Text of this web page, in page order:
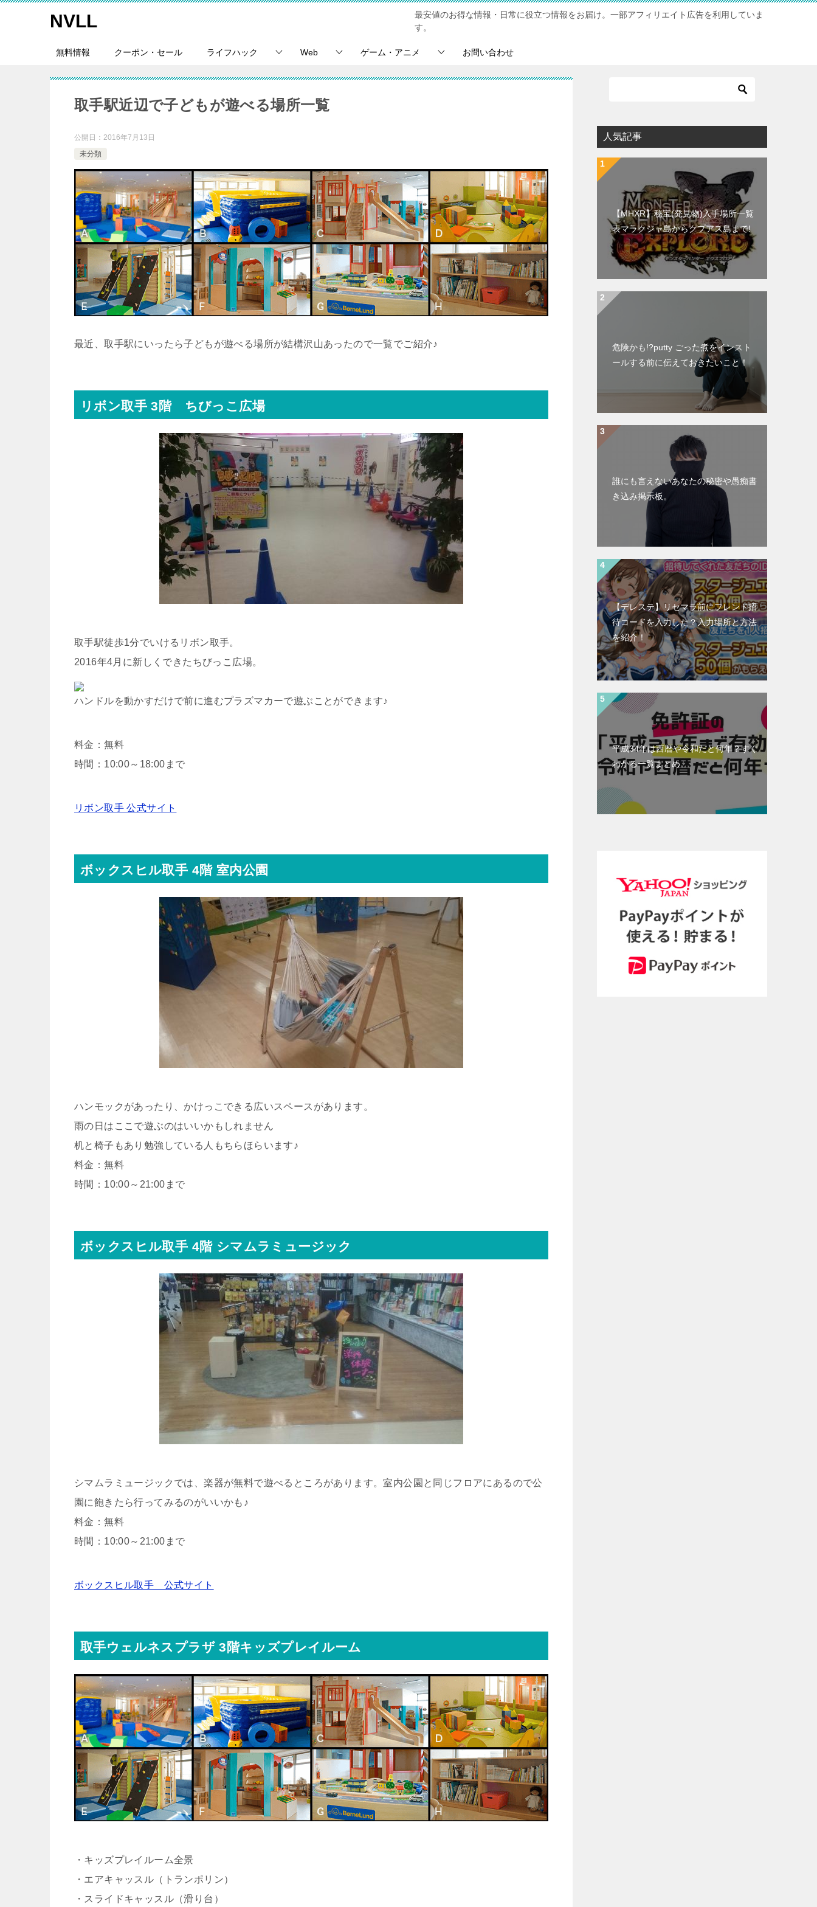
NVLL
最安値のお得な情報・日常に役立つ情報をお届け。一部アフィリエイト広告を利用していま
す。
無料情報 クーポン・セール ライフハック Web ゲーム・アニメ お問い合わせ
取手駅近辺で子どもが遊べる場所一覧
公開日： 2016年7月13日
未分類
最近、取手駅にいったら子どもが遊べる場所が結構沢山あったので一覧でご紹介♪
リボン取手 3階 ちびっこ広場
取手駅徒歩1分でいけるリボン取手。
2016年4月に新しくできたちびっこ広場。
ハンドルを動かすだけで前に進むプラズマカーで遊ぶことができます♪
料金：無料
時間：10:00～18:00まで
リボン取手 公式サイト
ボックスヒル取手 4階 室内公園
ハンモックがあったり、かけっこできる広いスペースがあります。
雨の日はここで遊ぶのはいいかもしれません
机と椅子もあり勉強している人もちらほらいます♪
料金：無料
時間：10:00～21:00まで
ボックスヒル取手 4階 シマムラミュージック
シマムラミュージックでは、楽器が無料で遊べるところがあります。室内公園と同じフロアにあるので公
園に飽きたら行ってみるのがいいかも♪
料金：無料
時間：10:00～21:00まで
ボックスヒル取手 公式サイト
取手ウェルネスプラザ 3階キッズプレイルーム
・キッズプレイルーム全景
・エアキャッスル（トランポリン）
・スライドキャッスル（滑り台）
人気記事
【MHXR】秘宝(発見物)入手場所一覧
表マラクジャ島からクプアス島まで!
危険かも!?putty ごった煮をインスト
ールする前に伝えておきたいこと！
誰にも言えないあなたの秘密や愚痴書
き込み掲示板。
【デレステ】リセマラ前にフレンド招
待コードを入力した？入力場所と方法
を紹介！
平成34年は西暦や令和だと何年？すぐ
わかる一覧まとめ